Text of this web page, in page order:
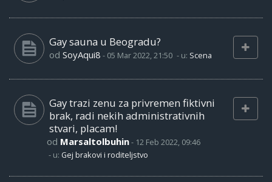
Gay sauna u Beogradu?
od SoyAqui8 - 05 Mar 2022, 21:50 - u: Scena
Gay trazi zenu za privremen fiktivni
brak, radi nekih administrativnih
stvari, placam!
od Marsaltolbuhin- 12 Feb 2022, 09:46
- u: Gej brakovi i roditeljstvo